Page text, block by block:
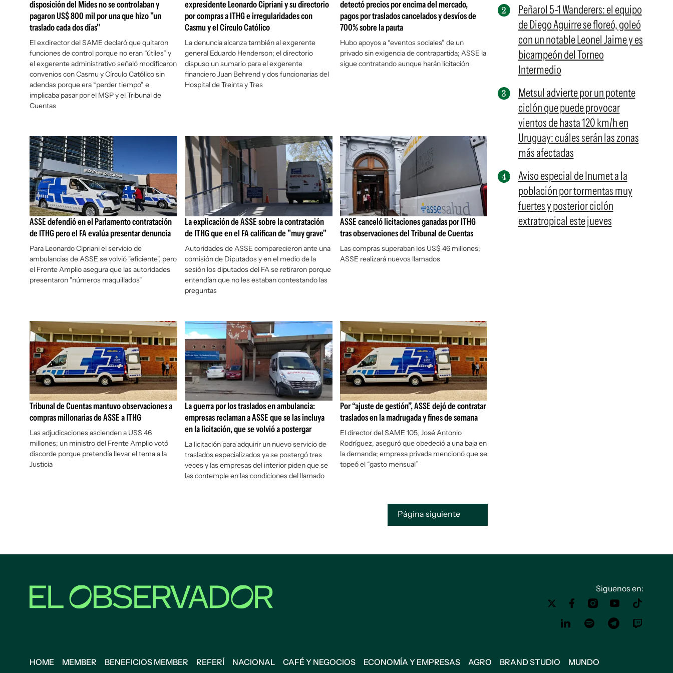
disposición del Mides no se controlaban y
pagaron US$ 800 mil por una que hizo "un
traslado cada dos días"
El exdirector del SAME declaró que quitaron
funciones de control porque no eran “útiles” y
el exgerente administrativo señaló modificaron
convenios con Casmu y Círculo Católico sin
adendas porque era “perder tiempo” e
implicaba pasar por el MSP y el Tribunal de
Cuentas
expresidente Leonardo Cipriani y su directorio
por compras a ITHG e irregularidades con
Casmu y el Círculo Católico
La denuncia alcanza también al exgerente
general Eduardo Henderson; el directorio
dispuso un sumario para el exgerente
financiero Juan Behrend y dos funcionarias del
Hospital de Treinta y Tres
detectó precios por encima del mercado,
pagos por traslados cancelados y desvíos de
700% sobre la pauta
Hubo apoyos a “eventos sociales” de un
privado sin exigencia de contrapartida; ASSE la
sigue contratando aunque harán licitación
ASSE defendió en el Parlamento contratación
de ITHG pero el FA evalúa presentar denuncia
Para Leonardo Cipriani el servicio de
ambulancias de ASSE se volvió "eficiente", pero
el Frente Amplio asegura que las autoridades
presentaron "números maquillados"
La explicación de ASSE sobre la contratación
de ITHG que en el FA califican de "muy grave"
Autoridades de ASSE comparecieron ante una
comisión de Diputados y en el medio de la
sesión los diputados del FA se retiraron porque
entendían que no les estaban contestando las
preguntas
ASSE canceló licitaciones ganadas por ITHG
tras observaciones del Tribunal de Cuentas
Las compras superaban los US$ 46 millones;
ASSE realizará nuevos llamados
Tribunal de Cuentas mantuvo observaciones a
compras millonarias de ASSE a ITHG
Las adjudicaciones ascienden a US$ 46
millones; un ministro del Frente Amplio votó
discorde porque pretendía llevar el tema a la
Justicia
La guerra por los traslados en ambulancia:
empresas reclaman a ASSE que se las incluya
en la licitación, que se volvió a postergar
La licitación para adquirir un nuevo servicio de
traslados especializados ya se postergó tres
veces y las empresas del interior piden que se
las contemple en las condiciones del llamado
Por “ajuste de gestión”, ASSE dejó de contratar
traslados en la madrugada y fines de semana
El director del SAME 105, José Antonio
Rodríguez, aseguró que obedeció a una baja en
la demanda; empresa privada mencionó que se
topeó el “gasto mensual”
Página siguiente
Peñarol 5-1 Wanderers: el equipo
de Diego Aguirre se floreó, goleó
con un notable Leonel Jaime y es
bicampeón del Torneo
Intermedio
Metsul advierte por un potente
ciclón que puede provocar
vientos de hasta 120 km/h en
Uruguay: cuáles serán las zonas
más afectadas
Aviso especial de Inumet a la
población por tormentas muy
fuertes y posterior ciclón
extratropical este jueves
Siguenos en:
HOME MEMBER BENEFICIOS MEMBER REFERÍ NACIONAL CAFÉ Y NEGOCIOS ECONOMÍA Y EMPRESAS AGRO BRAND STUDIO MUNDO